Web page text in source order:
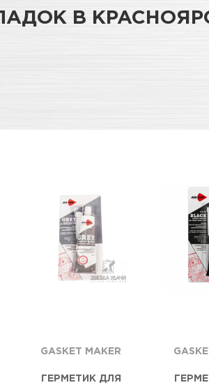
В
GASKET MAKER
ГЕРМЕТИК ДЛЯ